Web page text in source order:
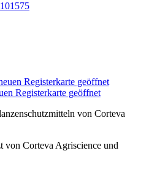
Registerkarte geöffnet
Registerkarte geöffnet
von Corteva
Corteva Agriscience und